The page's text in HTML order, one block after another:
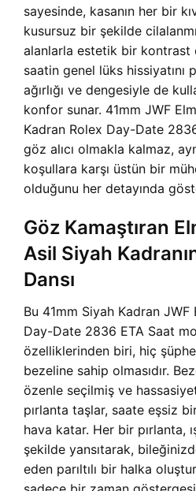
sayesinde, kasanın her bir
kusursuz bir şekilde
alanlarla estetik bir kontrast
saatin genel lüks
ağırlığı ve dengesiyle de
konfor sunar. 41mm JWF
Kadran Rolex Day-Date
göz alıcı olmakla kalmaz,
koşullara karşı üstün bir
olduğunu her detayında
Göz Kamaştıran
Asil Siyah
Dansı
Bu 41mm Siyah Kadran JWF
Day-Date 2836 ETA Saat
özelliklerinden biri, hiç
bezeline sahip olmasıdır.
özenle seçilmiş ve
pırlanta taşlar, saate eşsiz
hava katar. Her bir pırlanta,
şekilde yansıtarak,
eden parıltılı bir halka